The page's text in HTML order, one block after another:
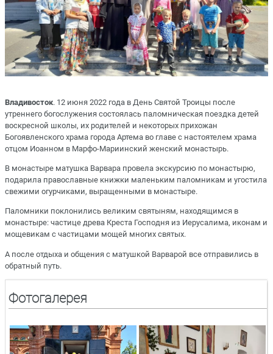
Владивосток. 12 июня 2022 года в День Святой Троицы после
утреннего богослужения состоялась паломническая поездка детей
воскресной школы, их родителей и некоторых прихожан
Богоявленского храма города Артема во главе с настоятелем храма
отцом Иоанном в Марфо-Мариинский женский монастырь.
В монастыре матушка Варвара провела экскурсию по монастырю,
подарила православные книжки маленьким паломникам и угостила
свежими огурчиками, выращенными в монастыре.
Паломники поклонились великим святыням, находящимся в
монастыре: частице древа Креста Господня из Иерусалима, иконам и
мощевикам с частицами мощей многих святых.
А после отдыха и общения с матушкой Варварой все отправились в
обратный путь.
Фотогалерея